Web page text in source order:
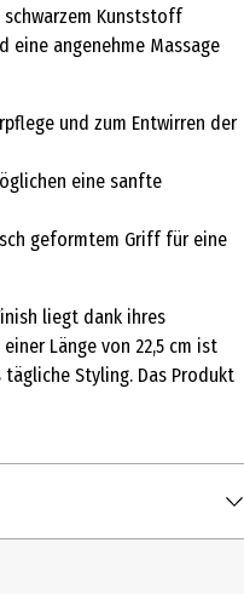
schwarzem Kunststoff
eine angenehme Massage
und zum Entwirren der
eine sanfte
geformtem Griff für eine
liegt dank ihres
Länge von 22,5 cm ist
Styling. Das Produkt